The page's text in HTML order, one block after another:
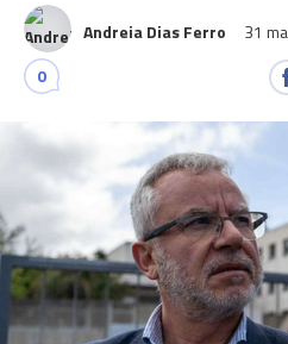
Andreia Dias Ferro 31
0